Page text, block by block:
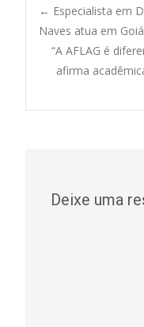
Post
← Especialista em
Naves atua em
“A AFLAG é
afirma
Deixe uma